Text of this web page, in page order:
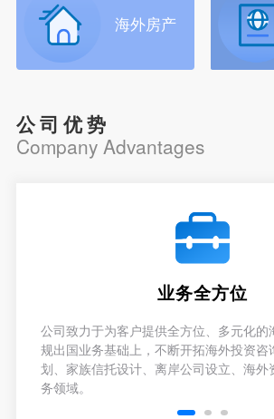
海外房产
公司优势
Company Advantages
业务全方位
公司致力于为客户提供全方位、多元化的
规出国业务基础上，不断开拓海外投资咨
划、家族信托设计、离岸公司设立、海外
务领域。